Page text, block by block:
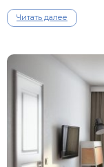
Читать далее